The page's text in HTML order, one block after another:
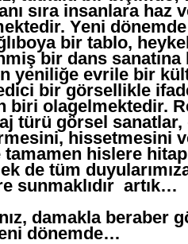
sıra insanlara haz
Yeni
bir tablo,
bir dans
yeniliğe evrile bir
bir görsellikle
biri olagelmektedir.
türü görsel sanatlar,
hissetmesini
hislere
de tüm
sunmaklıdır artık…
damakla beraber
dönemde…